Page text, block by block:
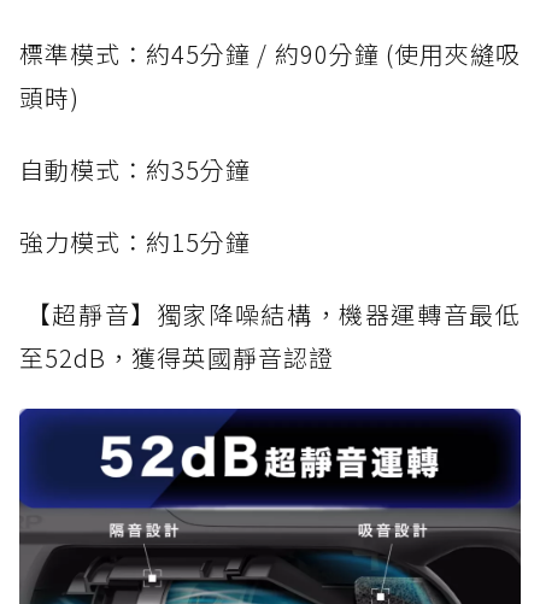
標準模式：約45分鐘 / 約90分鐘 (使用夾縫吸
頭時)
自動模式：約35分鐘
強力模式：約15分鐘
【超靜音】獨家降噪結構，機器運轉音最低
至52dB，獲得英國靜音認證